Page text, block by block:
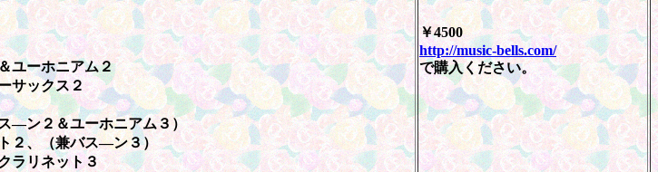
ユーホニアム２
サックス２
―ン２＆ユーホニアム３）
２、（兼バス―ン３）
ラリネット３
￥4500
http://music-bells.com/
で購入ください。